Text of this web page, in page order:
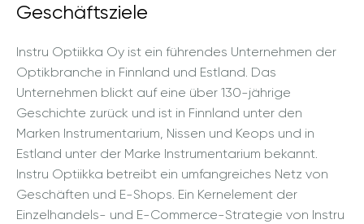
Geschäftsziele
Instru Optiikka Oy ist ein führendes Unternehmen der
Optikbranche in Finnland und Estland. Das
Unternehmen blickt auf eine über 130-jährige
Geschichte zurück und ist in Finnland unter den
Marken Instrumentarium, Nissen und Keops und in
Estland unter der Marke Instrumentarium bekannt.
Instru Optiikka betreibt ein umfangreiches Netz von
Geschäften und E-Shops. Ein Kernelement der
Einzelhandels- und E-Commerce-Strategie von Instru